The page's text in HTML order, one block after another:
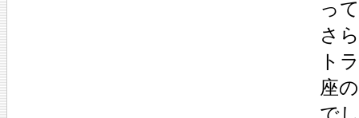
っ
さ
ト
座
で